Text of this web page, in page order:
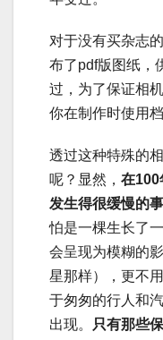
对于没有买杂志的
布了pdf版图纸，
过，为了保证相
你在制作时使用
透过这种特殊的
呢？显然， 在100
发生得很缓慢的
怕是一棵生长了
会呈现为模糊的
星那样），更不
于匆匆的行人和
出现。
只有那些